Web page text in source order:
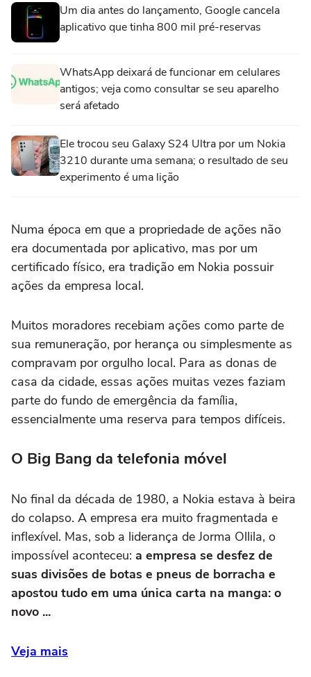
Um dia antes do lançamento, Google cancela
aplicativo que tinha 800 mil pré-reservas
WhatsApp deixará de funcionar em celulares
antigos; veja como consultar se seu aparelho
será afetado
Ele trocou seu Galaxy S24 Ultra por um Nokia
3210 durante uma semana; o resultado de seu
experimento é uma lição
Numa época em que a propriedade de ações não
era documentada por aplicativo, mas por um
certificado físico, era tradição em Nokia possuir
ações da empresa local.
Muitos moradores recebiam ações como parte de
sua remuneração, por herança ou simplesmente as
compravam por orgulho local. Para as donas de
casa da cidade, essas ações muitas vezes faziam
parte do fundo de emergência da família,
essencialmente uma reserva para tempos difíceis.
O Big Bang da telefonia móvel
No final da década de 1980, a Nokia estava à beira
do colapso. A empresa era muito fragmentada e
inflexível. Mas, sob a liderança de Jorma Ollila, o
impossível aconteceu: a empresa se desfez de
suas divisões de botas e pneus de borracha e
apostou tudo em uma única carta na manga: o
novo ...
Veja mais